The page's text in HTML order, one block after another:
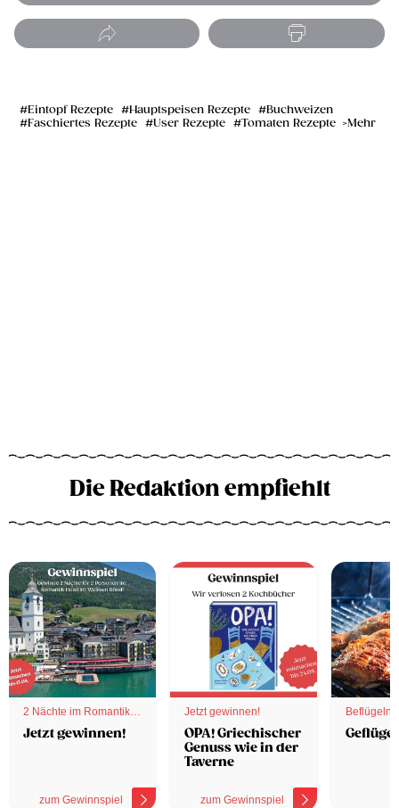
Eintopf Rezepte Hauptspeisen Rezepte
Buchweizen
Faschiertes Rezepte
User Rezepte Tomaten Rezepte Mehr
Die Redaktion empfiehlt
2 Nächte im Romantik
Hotel
Jetzt gewinnen!
zum Gewinnspiel
Jetzt gewinnen!
OPA! Griechischer
Genuss wie in der
Taverne
zum Gewinnspiel